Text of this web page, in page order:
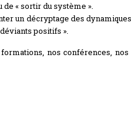
« sortir du système ».
un décryptage des
positifs ».
nos conférences,